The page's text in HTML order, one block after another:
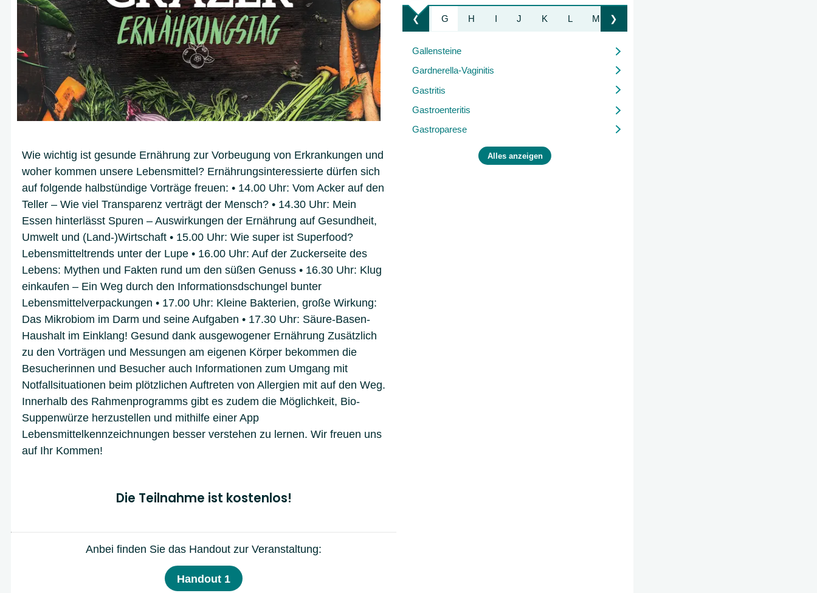
Wie wichtig ist gesunde Ernährung zur Vorbeugung von Erkrankungen und
woher kommen unsere Lebensmittel? Ernährungsinteressierte dürfen sich
auf folgende halbstündige Vorträge freuen: • 14.00 Uhr: Vom Acker auf den
Teller – Wie viel Transparenz verträgt der Mensch? • 14.30 Uhr: Mein
Essen hinterlässt Spuren – Auswirkungen der Ernährung auf Gesundheit,
Umwelt und (Land-)Wirtschaft • 15.00 Uhr: Wie super ist Superfood?
Lebensmitteltrends unter der Lupe • 16.00 Uhr: Auf der Zuckerseite des
Lebens: Mythen und Fakten rund um den süßen Genuss • 16.30 Uhr: Klug
einkaufen – Ein Weg durch den Informationsdschungel bunter
Lebensmittelverpackungen • 17.00 Uhr: Kleine Bakterien, große Wirkung:
Das Mikrobiom im Darm und seine Aufgaben • 17.30 Uhr: Säure-Basen-
Haushalt im Einklang! Gesund dank ausgewogener Ernährung Zusätzlich
zu den Vorträgen und Messungen am eigenen Körper bekommen die
Besucherinnen und Besucher auch Informationen zum Umgang mit
Notfallsituationen beim plötzlichen Auftreten von Allergien mit auf den Weg.
Innerhalb des Rahmenprogramms gibt es zudem die Möglichkeit, Bio-
Suppenwürze herzustellen und mithilfe einer App
Lebensmittelkennzeichnungen besser verstehen zu lernen. Wir freuen uns
auf Ihr Kommen!
Die Teilnahme ist kostenlos!
Anbei finden Sie das Handout zur Veranstaltung:
Handout 1
❮Liste nach links bewegen
A B C D F G H I J K L M ❯Liste nach rechts bewegen
Gallensteine
Gardnerella-Vaginitis
Gastritis
Gastroenteritis
Gastroparese
Alles anzeigen